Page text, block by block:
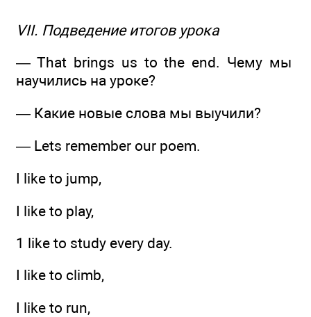
VII. Подведение итогов урока
— That brings us to the end. Чему мы
научились на уроке?
— Какие новые слова мы выучили?
— Lets remember our poem.
I like to jump,
I like to play,
1 like to study every day.
I like to climb,
I like to run,